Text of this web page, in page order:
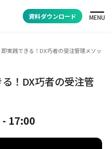
資料ダウンロード MENU
即実践できる！DX巧者の受注管理メソッド
！DX巧者の受注管
- 17:00